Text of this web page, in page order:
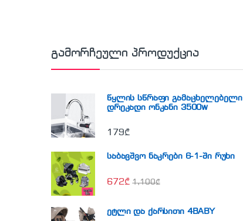
გამორჩეული პროდუქცია
წყლის სწრაფი გამაცხელებელი
დრეკადი ონკანი 3500w
179₾
საბავშვო ნაკრები 6-1-ში რუხი
672₾ 1,100₾
ეტლი და ქარსითი 4BABY